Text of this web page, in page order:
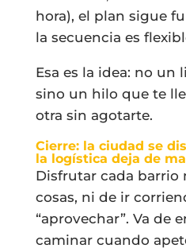
hora), el plan sigue
la secuencia es
Esa es la idea: no un
sino un hilo que te
otra sin agotarte.
Cierre: la ciudad se
la logística deja de
Disfrutar cada barrio
cosas, ni de ir
“aprovechar”. Va de
caminar cuando